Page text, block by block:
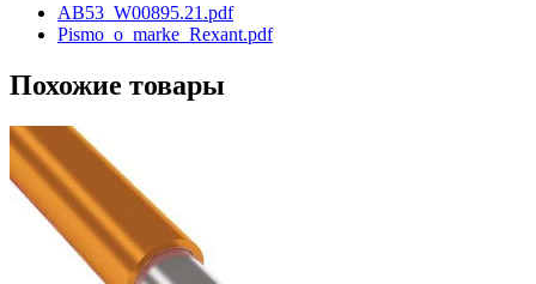
AB53_W00895.21.pdf
Pismo_o_marke_Rexant.pdf
Похожие товары